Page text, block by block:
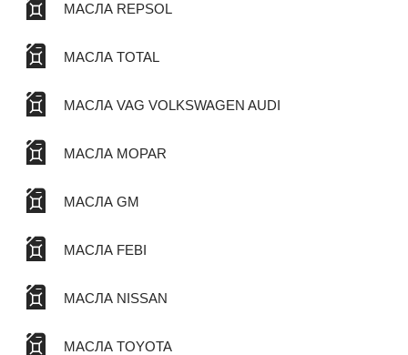
МАСЛА REPSOL
МАСЛА TOTAL
МАСЛА VAG VOLKSWAGEN AUDI
МАСЛА MOPAR
МАСЛА GM
МАСЛА FEBI
МАСЛА NISSAN
МАСЛА TOYOTA